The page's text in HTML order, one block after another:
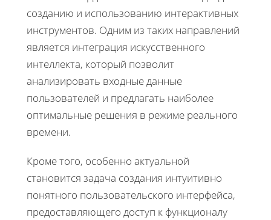
созданию и использованию интерактивных
инструментов. Одним из таких направлений
является интеграция искусственного
интеллекта, который позволит
анализировать входные данные
пользователей и предлагать наиболее
оптимальные решения в режиме реального
времени.
Кроме того, особенно актуальной
становится задача создания интуитивно
понятного пользовательского интерфейса,
предоставляющего доступ к функционалу